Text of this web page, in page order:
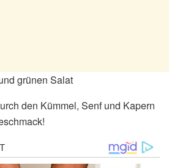
grünen Salat
den Kümmel, Senf und Kapern